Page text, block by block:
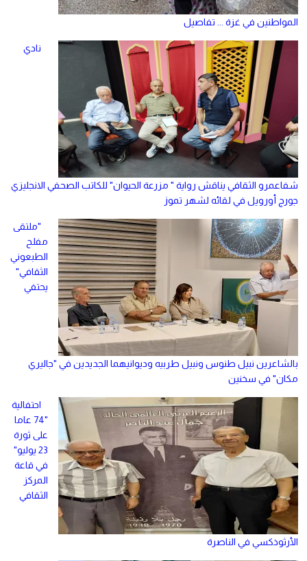
المواطنين في غزة ... تفاصيل
نادي
شفاعمرو الثقافي يناقش رواية " مزرعة الحيوان" للكاتب الصحفي الانجليزي
جورج أورويل في لقائه لشهر تموز
"ملتقى
مفلح
الطبعوني
الثقافي"
يحتفي
بالشاعرين نبيل طنوس ونبيل طربيه وديوانيهما الجديدين في "جاليري
مكان" في سخنين
احتفالية
"74 عاما
على ثورة
23 يوليو"
في قاعة
المركز
الثقافي
الأرثوذكسي في الناصرة